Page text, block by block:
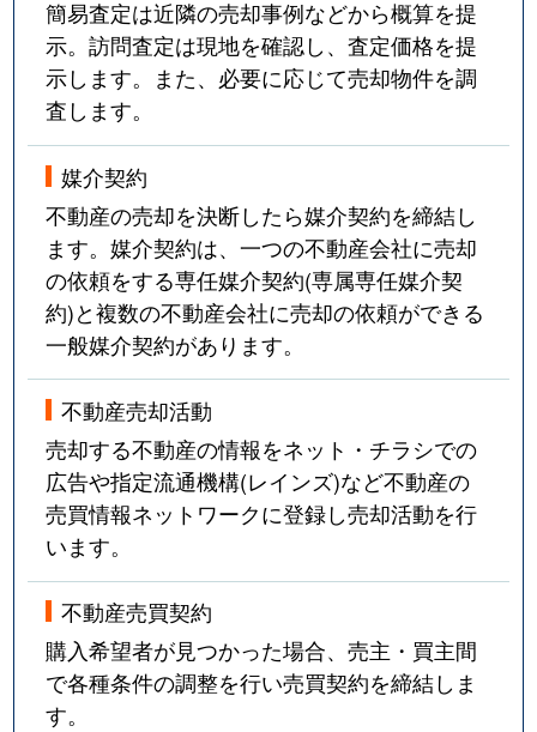
簡易査定は近隣の売却事例などから概算を提
示。訪問査定は現地を確認し、査定価格を提
示します。また、必要に応じて売却物件を調
査します。
媒介契約
不動産の売却を決断したら媒介契約を締結し
ます。媒介契約は、一つの不動産会社に売却
の依頼をする専任媒介契約(専属専任媒介契
約)と複数の不動産会社に売却の依頼ができる
一般媒介契約があります。
不動産売却活動
売却する不動産の情報をネット・チラシでの
広告や指定流通機構(レインズ)など不動産の
売買情報ネットワークに登録し売却活動を行
います。
不動産売買契約
購入希望者が見つかった場合、売主・買主間
で各種条件の調整を行い売買契約を締結しま
す。